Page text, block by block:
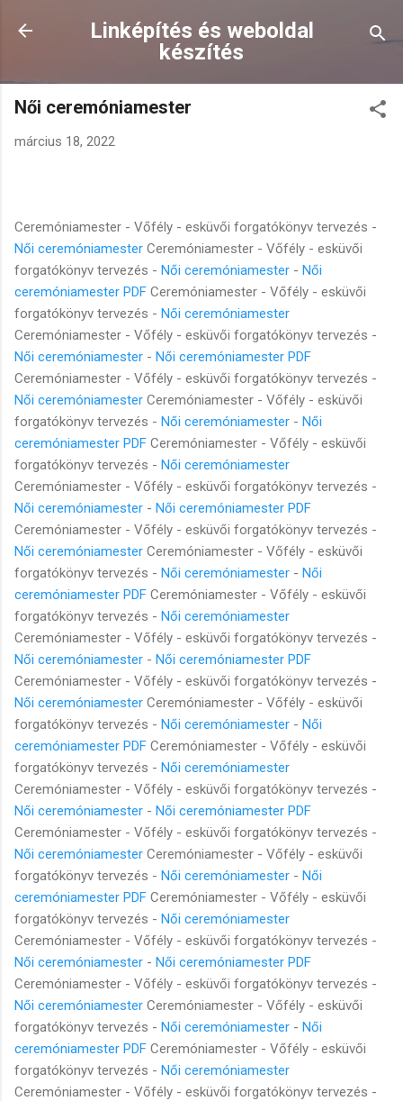
Ugrás a fő tartalomra
Linképítés és weboldal
készítés
Női ceremóniamester
március 18, 2022
Ceremóniamester - Vőfély - esküvői forgatókönyv tervezés -
Női ceremóniamester Ceremóniamester - Vőfély - esküvői
forgatókönyv tervezés - Női ceremóniamester - Női
ceremóniamester PDF Ceremóniamester - Vőfély - esküvői
forgatókönyv tervezés - Női ceremóniamester
Ceremóniamester - Vőfély - esküvői forgatókönyv tervezés -
Női ceremóniamester - Női ceremóniamester PDF
Ceremóniamester - Vőfély - esküvői forgatókönyv tervezés -
Női ceremóniamester Ceremóniamester - Vőfély - esküvői
forgatókönyv tervezés - Női ceremóniamester - Női
ceremóniamester PDF Ceremóniamester - Vőfély - esküvői
forgatókönyv tervezés - Női ceremóniamester
Ceremóniamester - Vőfély - esküvői forgatókönyv tervezés -
Női ceremóniamester - Női ceremóniamester PDF
Ceremóniamester - Vőfély - esküvői forgatókönyv tervezés -
Női ceremóniamester Ceremóniamester - Vőfély - esküvői
forgatókönyv tervezés - Női ceremóniamester - Női
ceremóniamester PDF Ceremóniamester - Vőfély - esküvői
forgatókönyv tervezés - Női ceremóniamester
Ceremóniamester - Vőfély - esküvői forgatókönyv tervezés -
Női ceremóniamester - Női ceremóniamester PDF
Ceremóniamester - Vőfély - esküvői forgatókönyv tervezés -
Női ceremóniamester Ceremóniamester - Vőfély - esküvői
forgatókönyv tervezés - Női ceremóniamester - Női
ceremóniamester PDF Ceremóniamester - Vőfély - esküvői
forgatókönyv tervezés - Női ceremóniamester
Ceremóniamester - Vőfély - esküvői forgatókönyv tervezés -
Női ceremóniamester - Női ceremóniamester PDF
Ceremóniamester - Vőfély - esküvői forgatókönyv tervezés -
Női ceremóniamester Ceremóniamester - Vőfély - esküvői
forgatókönyv tervezés - Női ceremóniamester - Női
ceremóniamester PDF Ceremóniamester - Vőfély - esküvői
forgatókönyv tervezés - Női ceremóniamester
Ceremóniamester - Vőfély - esküvői forgatókönyv tervezés -
Női ceremóniamester - Női ceremóniamester PDF
Ceremóniamester - Vőfély - esküvői forgatókönyv tervezés -
Női ceremóniamester Ceremóniamester - Vőfély - esküvői
forgatókönyv tervezés - Női ceremóniamester - Női
ceremóniamester PDF Ceremóniamester - Vőfély - esküvői
forgatókönyv tervezés - Női ceremóniamester
Ceremóniamester - Vőfély - esküvői forgatókönyv tervezés -